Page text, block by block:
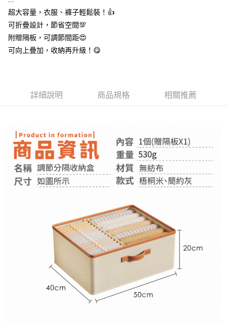
相關說明
【關於「AFTEE先享後付」】
AFTEE先享後付是「在收到商品之後才付款」的支付方式。 讓您購物簡單
便利好安心！
１．簡單：不需註冊會員、不需綁卡、不需儲值。
２．便利：只要手機號碼，簡訊認證，即可結帳。
結帳頁面，進行簡訊認證並確認金額後，即可完成結帳。
※ 請注意：結帳手續完成當下不需立刻繳費，但若您需要取消訂單，請聯絡
購買商品的店家。未經商家同意取消之訂單仍視為有效，需透過AFTEE先享
後付繳納相關費用。
※ 交易是否成功請以「AFTEE先享後付 」之結帳頁面顯示為準，若有關於
是否繳費成功／繳費後需取消欲退款等相關疑問，請聯繫「AFTEE先享後付
客戶支援中心」https://netprotections.freshdesk.com/support/home
１．透過由恩沛科技股份有限公司提供之「AFTEE先享後付」服務完成之交
易，需依本服務之必要範圍內提供個人資料，並將交易相關給付款項請求債
權轉讓予恩沛科技股份有限公司。
２．關於個人資料處理事宜，請瀏覽以下網址：
https://aftee.tw/terms/#terms3
３．未成年的使用者請事先徵得法定代理人或監護人之同意方可使用
「AFTEE先享後付」，若未經同意申辦者引起之損失，本公司不負相關責
４．使用「AFTEE先享後付」時，將依據個別帳號之用戶狀況，依本公司即
時審查核予不同之上限額度；若仍有額度不足之情形，本公司將視審查結果
ATM付款
運送方式
付款後全家取貨
7-11取貨付款
每筆NT$60，滿NT$399(含以上)免運費
付款後7-11取貨
每筆NT$60，滿NT$399(含以上)免運費
每筆NT$65，滿NT$99(含以上)免運費
超大容量，衣服、褲子輕鬆裝！👍️
可折疊設計，節省空間💯
附贈隔板，可調節間距😍
可向上疊加，收納再升級！😋
詳細說明 商品規格 相關推薦